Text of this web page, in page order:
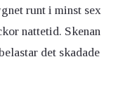
runt i minst sex
nattetid. Skenan
det skadade